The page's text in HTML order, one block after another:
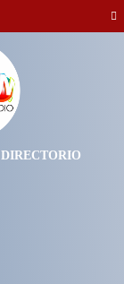
DIRECTORIO